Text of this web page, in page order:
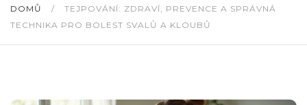
DOMŮ /
TEJPOVÁNÍ: ZDRAVÍ, PREVENCE A SPRÁVNÁ
TECHNIKA PRO BOLEST SVALŮ A KLOUBŮ